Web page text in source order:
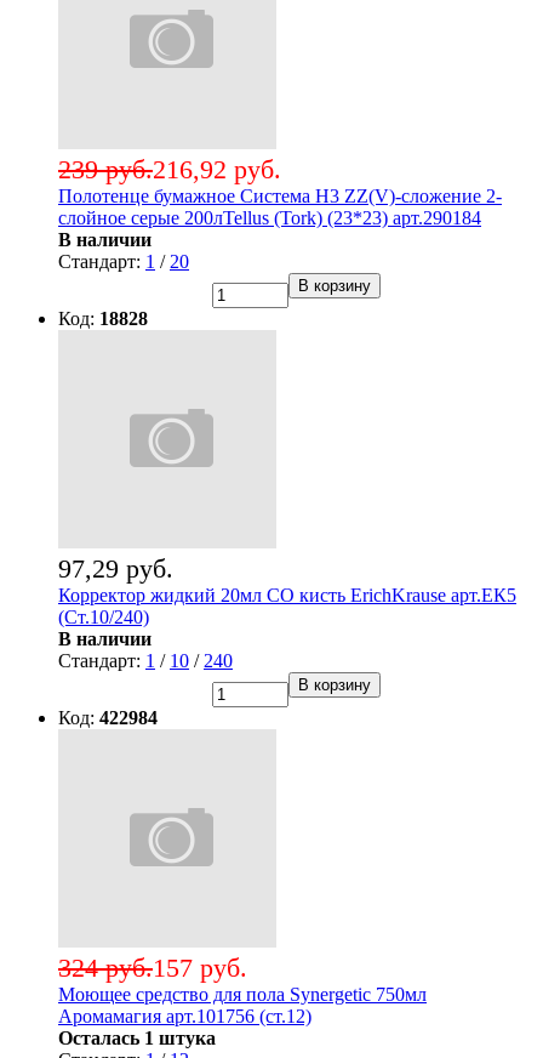
216,92 руб.
239 руб.
Полотенце бумажное Система Н3 ZZ(V)-сложение 2-
слойное серые 200лTellus (Tork) (23*23) арт.290184
В наличии
Стандарт: 1 / 20
В корзину
Код: 18828
97,29 руб.
Корректор жидкий 20мл СО кисть ErichKrause арт.ЕК5
(Ст.10/240)
В наличии
Стандарт: 1 / 10 / 240
В корзину
Код: 422984
157 руб.
324 руб.
Моющее средство для пола Synergetic 750мл
Аромамагия арт.101756 (ст.12)
Осталась 1 штука